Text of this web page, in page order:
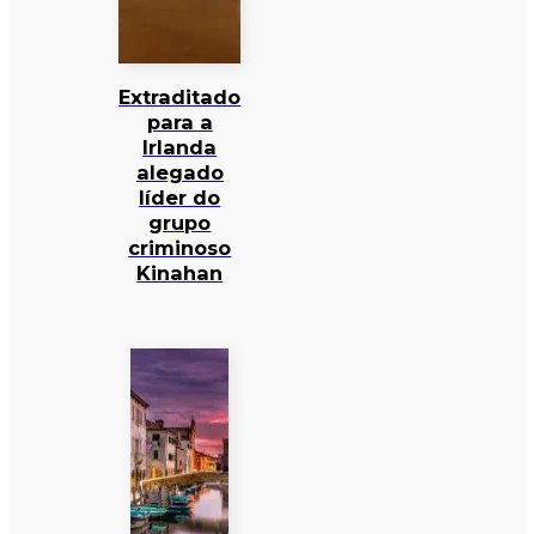
Extraditado
para a
Irlanda
alegado
líder do
grupo
criminoso
Kinahan